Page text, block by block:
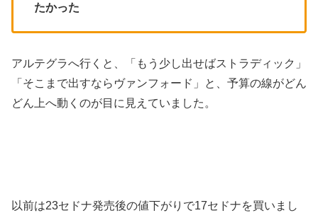
たかった
アルテグラへ行くと、「もう少し出せばストラディック」
「そこまで出すならヴァンフォード」と、予算の線がどん
どん上へ動くのが目に見えていました。
以前は23セドナ発売後の値下がりで17セドナを買いまし